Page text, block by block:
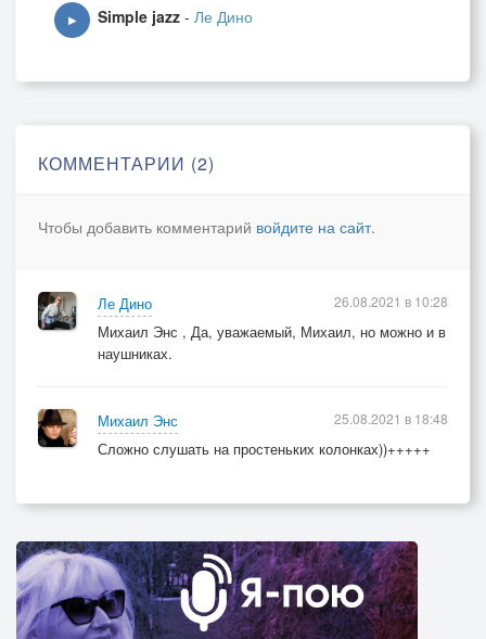
▶ Simple jazz - Ле Дино
КОММЕНТАРИИ (2)
Чтобы добавить комментарий войдите на сайт.
Ле Дино
Михаил Энс , Да, уважаемый, Михаил, но можно и в
наушниках.
26.08.2021 в 10:28
Михаил Энс
Сложно слушать на простеньких колонках))+++++
25.08.2021 в 18:48